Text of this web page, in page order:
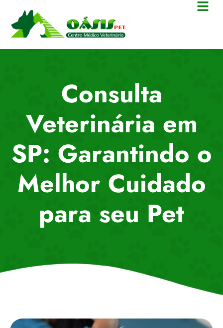
Consulta
Veterinária em
SP: Garantindo o
Melhor Cuidado
para seu Pet